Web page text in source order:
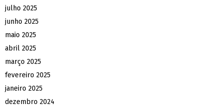
julho 2025
junho 2025
maio 2025
abril 2025
março 2025
fevereiro 2025
janeiro 2025
dezembro 2024